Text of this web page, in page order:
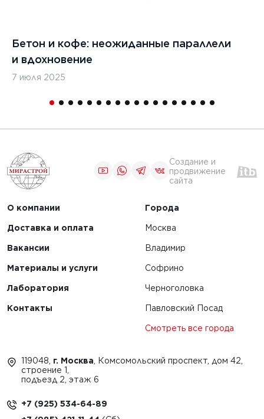
Бетон и кофе: неожиданные параллели
и вдохновение
7 июля 2025
Создание и
продвижение
сайта
О компании
Доставка и оплата
Вакансии
Материалы и услуги
Лаборатория
Контакты
Города
Москва
Владимир
Софрино
Черноголовка
Павловский Посад
Смотреть все города
119048, г. Москва , Комсомольский проспект, дом 42,
строение 1,
подъезд 2, этаж 6
+7 (925) 534-64-89